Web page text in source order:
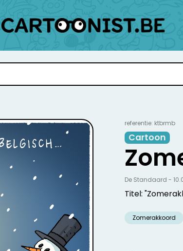
referentie: ktbrmb
Cartoon
Titel:
Zomerakkoord
De Standaard -